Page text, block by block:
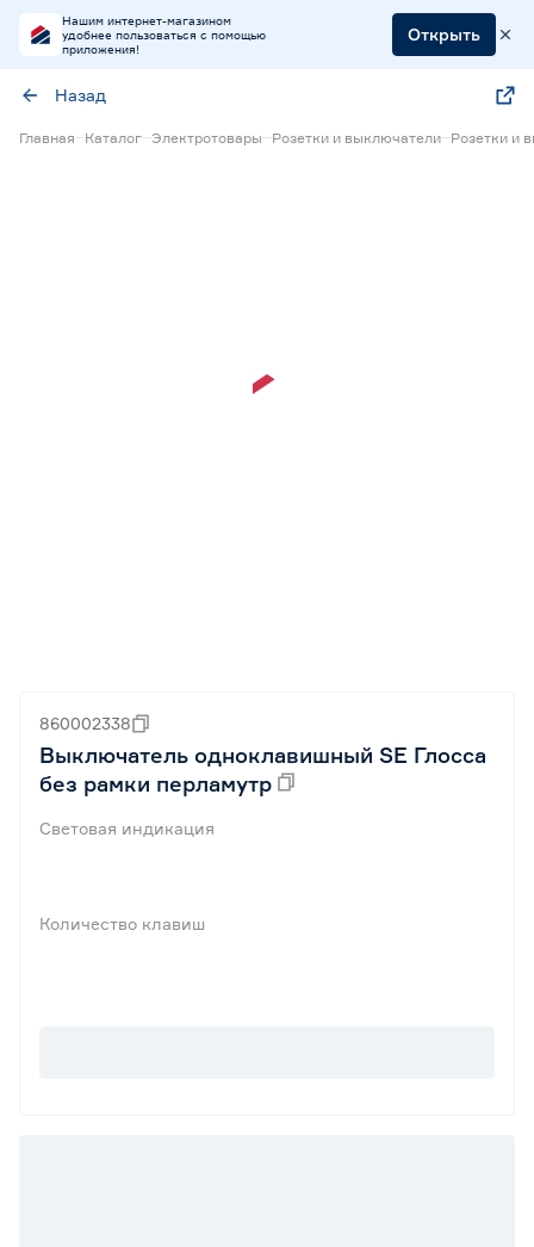
Нашим интернет-магазином
удобнее пользоваться с помощью
приложения!
Открыть
Назад
Главная Каталог Электротовары Розетки и выключатели Розетки и
860002338
Выключатель одноклавишный SE Глосса
без рамки перламутр
Световая индикация
Количество клавиш